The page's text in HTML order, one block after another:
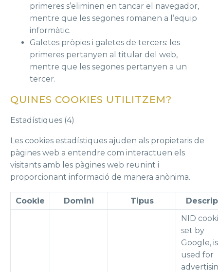
primeres s’eliminen en tancar el navegador,
mentre que les segones romanen a l’equip
informàtic.
Galetes pròpies i galetes de tercers: les
primeres pertanyen al titular del web,
mentre que les segones pertanyen a un
tercer.
QUINES COOKIES UTILITZEM?
Estadístiques (4)
Les cookies estadístiques ajuden als propietaris de
pàgines web a entendre com interactuen els
visitants amb les pàgines web reunint i
proporcionant informació de manera anònima.
Cookie Domini Tipus
NID
set by
Google, is
used for